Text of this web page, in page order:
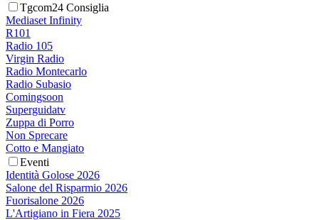
Tgcom24 Consiglia
Mediaset Infinity
R101
Radio 105
Virgin Radio
Radio Montecarlo
Radio Subasio
Comingsoon
Superguidatv
Zuppa di Porro
Non Sprecare
Cotto e Mangiato
Eventi
Identità Golose 2026
Salone del Risparmio 2026
Fuorisalone 2026
L'Artigiano in Fiera 2025